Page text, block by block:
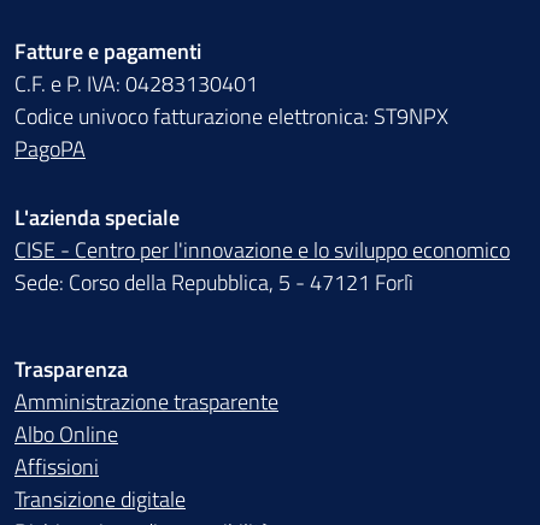
Fatture e pagamenti
C.F. e P. IVA: 04283130401
Codice univoco fatturazione elettronica: ST9NPX
PagoPA
L'azienda speciale
CISE - Centro per l'innovazione e lo sviluppo economico
Sede: Corso della Repubblica, 5 - 47121 Forlì
Trasparenza
Amministrazione trasparente
Albo Online
Affissioni
Transizione digitale